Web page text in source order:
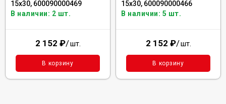
15x30, 600090000469
В наличии: 2 шт.
2 152 ₽/шт.
В корзину
15x30, 600090000466
В наличии: 5 шт.
2 152 ₽/шт.
В корзину